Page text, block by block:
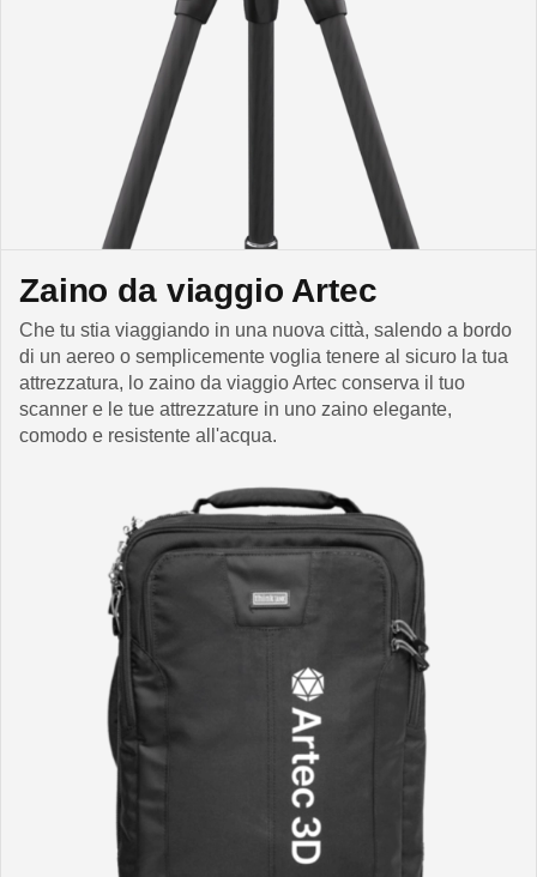
Zaino da viaggio Artec
Che tu stia viaggiando in una nuova città, salendo a bordo
di un aereo o semplicemente voglia tenere al sicuro la tua
attrezzatura, lo zaino da viaggio Artec conserva il tuo
scanner e le tue attrezzature in uno zaino elegante,
comodo e resistente all'acqua.